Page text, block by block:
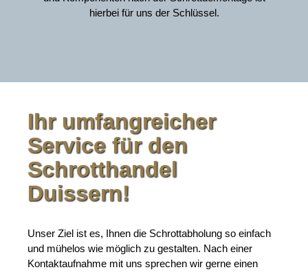
hierbei für uns der Schlüssel.
Ihr umfangreicher
Service für den
Schrotthandel
Duissern!
Unser Ziel ist es, Ihnen die Schrottabholung so einfach
und mühelos wie möglich zu gestalten. Nach einer
Kontaktaufnahme mit uns sprechen wir gerne einen